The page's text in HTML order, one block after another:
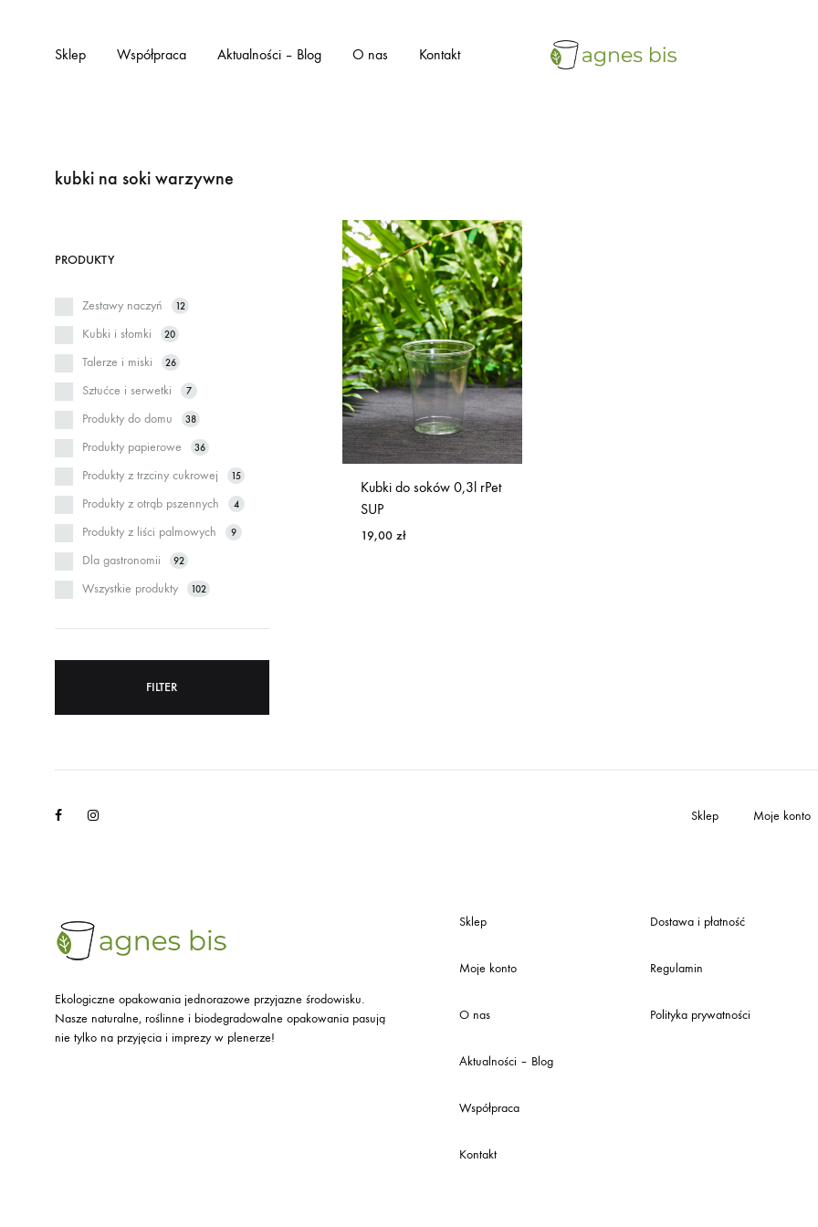
Sklep Współpraca Aktualności – Blog O nas Kontakt
kubki na soki warzywne
Kubki do soków 0,3l rPet
SUP
19,00 zł
PRODUKTY
Zestawy naczyń 12
Kubki i słomki 20
Talerze i miski 26
Sztućce i serwetki 7
Produkty do domu 38
Produkty papierowe 36
Produkty z trzciny cukrowej 15
Produkty z otrąb pszennych 4
Produkty z liści palmowych 9
Dla gastronomii 92
Wszystkie produkty 102
FILTER
FacebookInstagram Sklep Moje konto
Ekologiczne opakowania jednorazowe przyjazne środowisku.
Nasze naturalne, roślinne i biodegradowalne opakowania pasują
nie tylko na przyjęcia i imprezy w plenerze!
Sklep
Moje konto
O nas
Aktualności – Blog
Współpraca
Kontakt
Dostawa i płatność
Regulamin
Polityka prywatności